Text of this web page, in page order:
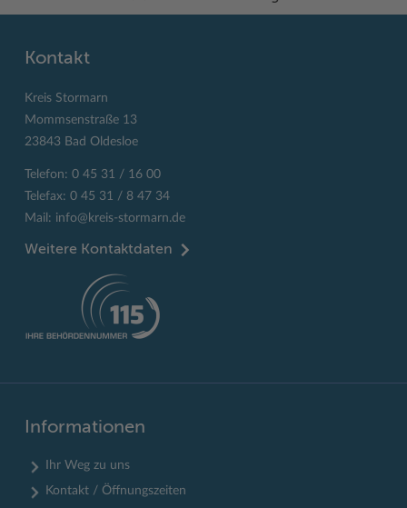
Kontakt
Kreis Stormarn
Mommsenstraße 13
23843 Bad Oldesloe
Telefon: 0 45 31 / 16 00
Telefax: 0 45 31 / 8 47 34
Mail: info@kreis-stormarn.de
Weitere Kontaktdaten
Informationen
Ihr Weg zu uns
Kontakt / Öffnungszeiten